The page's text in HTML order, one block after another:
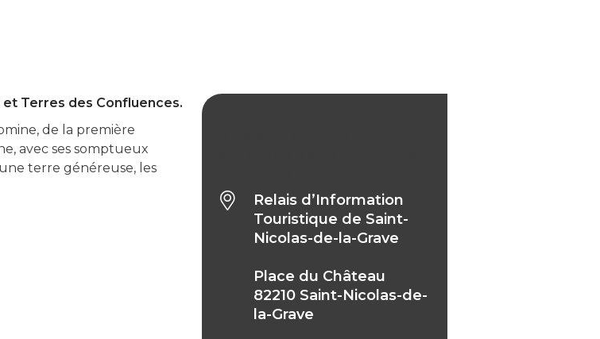
Terres des Confluences.
de la première
avec ses somptueux
terre généreuse, les
Relais d’Information
Touristique de Saint-
Nicolas-de-la-Grave
Place du Château
82210 Saint-Nicolas-de-
la-Grave